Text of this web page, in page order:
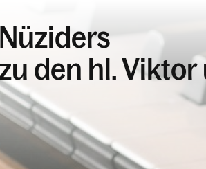
den hl. Viktor